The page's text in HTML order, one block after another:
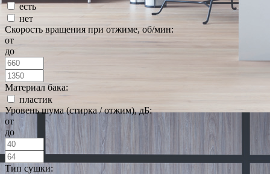
есть
нет
Скорость вращения при отжиме, об/мин:
от
до
Материал бака:
пластик
Уровень шума (стирка / отжим), дБ:
от
до
Тип сушки: